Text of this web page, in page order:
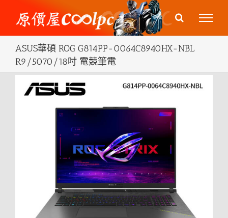
content
ASUS華碩 ROG G814PP-0064C8940HX-NBL
R9/5070/18吋 電競筆電
View
Larger